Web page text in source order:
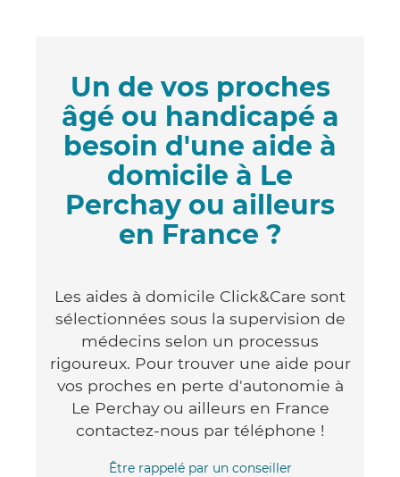
Un de vos proches
âgé ou handicapé a
besoin d'une aide à
domicile à Le
Perchay ou ailleurs
en France ?
Les aides à domicile Click&Care sont
sélectionnées sous la supervision de
médecins selon un processus
rigoureux. Pour trouver une aide pour
vos proches en perte d'autonomie à
Le Perchay ou ailleurs en France
contactez-nous par téléphone !
Être rappelé par un conseiller